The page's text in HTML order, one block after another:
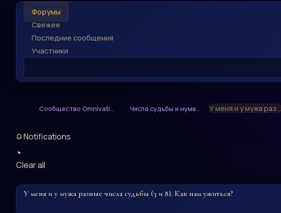
Форумы
Свежее
Последние сообщения
Участники
Сообщество Omnivati... Числа судьбы и нуме... У меня и у мужа раз...
Notifications
Clear all
У меня и у мужа разные числа судьбы (3 и 8). Как нам ужиться?